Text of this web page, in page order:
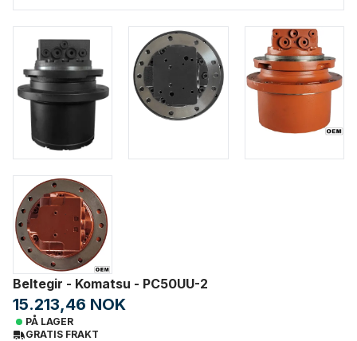
Beltegir - Komatsu - PC50UU-2
15.213,46 NOK
PÅ LAGER
GRATIS FRAKT